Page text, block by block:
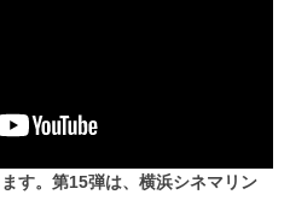
す。第15弾は、横浜シネマリン